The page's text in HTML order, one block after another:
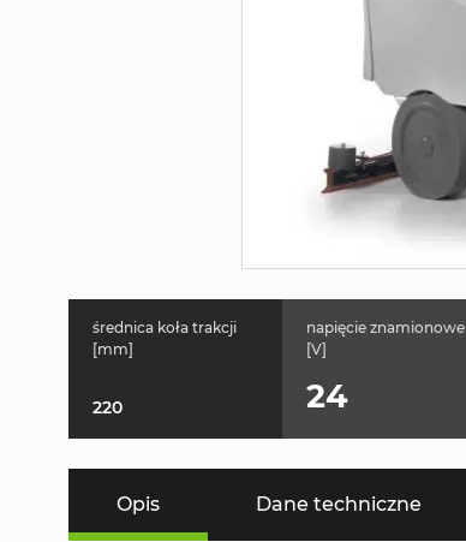
średnica koła trakcji
[mm]
220
napięcie znamionowe
[V]
24
Opis Dane techniczne